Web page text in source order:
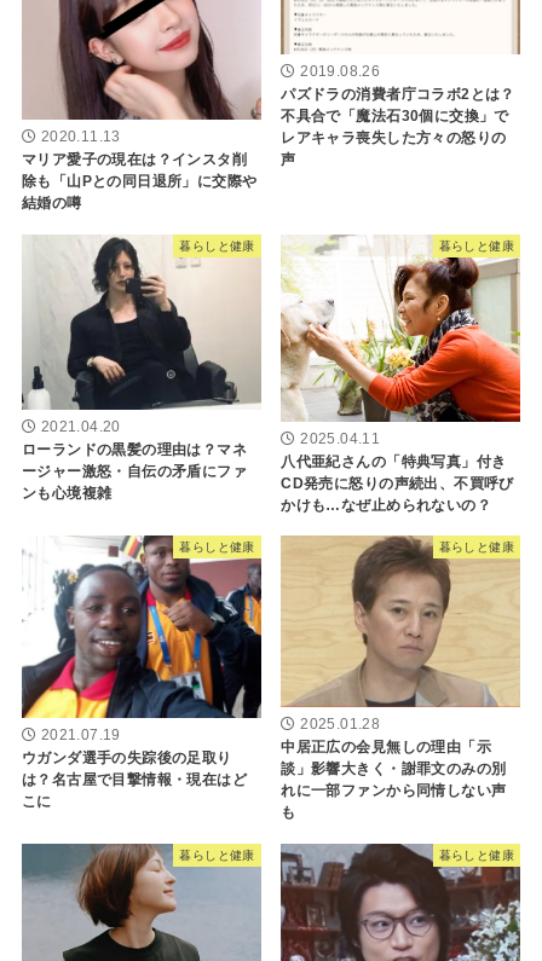
2020.11.13
マリア愛子の現在は？インスタ削
除も「山Pとの同日退所」に交際や
結婚の噂
2019.08.26
パズドラの消費者庁コラボ2とは？
不具合で「魔法石30個に交換」で
レアキャラ喪失した方々の怒りの
声
暮らしと健康
2021.04.20
ローランドの黒髪の理由は？マネ
ージャー激怒・自伝の矛盾にファ
ンも心境複雑
暮らしと健康
2025.04.11
八代亜紀さんの「特典写真」付き
CD発売に怒りの声続出、不買呼び
かけも…なぜ止められないの？
暮らしと健康
2021.07.19
ウガンダ選手の失踪後の足取り
は？名古屋で目撃情報・現在はど
こに
暮らしと健康
2025.01.28
中居正広の会見無しの理由「示
談」影響大きく・謝罪文のみの別
れに一部ファンから同情しない声
も
暮らしと健康 暮らしと健康